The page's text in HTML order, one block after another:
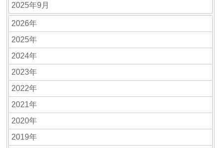
2025年9月
2026年
2025年
2024年
2023年
2022年
2021年
2020年
2019年